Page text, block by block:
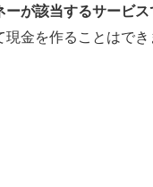
が該当するサービス
金を作ることはでき